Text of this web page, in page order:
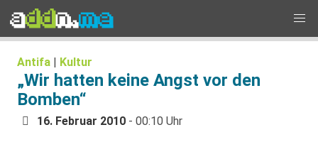
Antifa | Kultur
„Wir hatten keine Angst vor den
Bomben“
16. Februar 2010 - 00:10 Uhr